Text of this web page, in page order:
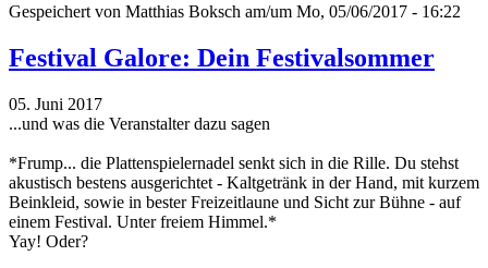
Gespeichert von Matthias Boksch am/um Mo, 05/06/2017 - 16:22
Festival Galore: Dein Festivalsommer
05. Juni 2017
...und was die Veranstalter dazu sagen
*Frump... die Plattenspielernadel senkt sich in die Rille. Du stehst
akustisch bestens ausgerichtet - Kaltgetränk in der Hand, mit kurzem
Beinkleid, sowie in bester Freizeitlaune und Sicht zur Bühne - auf
einem Festival. Unter freiem Himmel.*
Yay! Oder?